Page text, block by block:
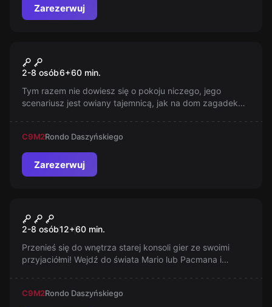
Zarezerwuj
POKÓJ ZAGADEK ?
2-8 osób6+60 min.
Tym razem nie dowiesz się o pokoju niczego, jego
scenariusz jest owiany tajemnicą, jak na dom zagadek
C9M2Rondo Daszyńskiego
Zarezerwuj
Podroz
2-8 osób12+60 min.
Przenieś się do wnętrza starej konsoli gier ze swoimi
przyjaciółmi! Wejdź do świata Mario lub Pacmana i
C9M2Rondo Daszyńskiego